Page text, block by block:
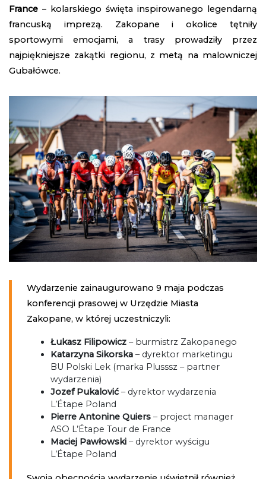
France – kolarskiego święta inspirowanego legendarną
francuską imprezą. Zakopane i okolice tętniły
sportowymi emocjami, a trasy prowadziły przez
najpiękniejsze zakątki regionu, z metą na malowniczej
Gubałówce.
Wydarzenie zainaugurowano 9 maja podczas
konferencji prasowej w Urzędzie Miasta
Zakopane, w której uczestniczyli:
Łukasz Filipowicz– burmistrz Zakopanego
Katarzyna Sikorska– dyrektor marketingu
BU Polski Lek (marka Plusssz – partner
wydarzenia)
Jozef Pukalović– dyrektor wydarzenia
L’Étape Poland
Pierre Antonine Quiers– project manager
ASO L’Étape Tour de France
Maciej Pawłowski– dyrektor wyścigu
L’Étape Poland